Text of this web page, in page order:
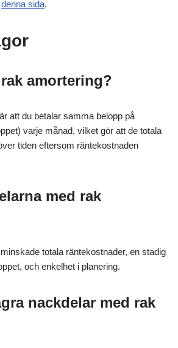
denna sida.
amortering?
att du betalar samma belopp på
varje månad, vilket gör att de totala
tiden eftersom räntekostnaden
med rak
totala räntekostnader, en stadig
och enkelhet i planering.
nackdelar med rak